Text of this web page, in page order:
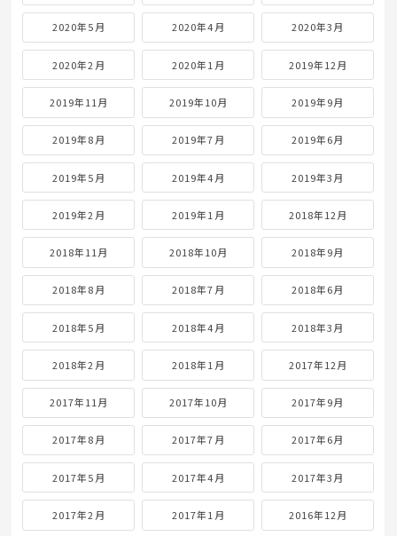
2020年5月 2020年4月 2020年3月
2020年2月 2020年1月 2019年12月
2019年11月 2019年10月 2019年9月
2019年8月 2019年7月 2019年6月
2019年5月 2019年4月 2019年3月
2019年2月 2019年1月 2018年12月
2018年11月 2018年10月 2018年9月
2018年8月 2018年7月 2018年6月
2018年5月 2018年4月 2018年3月
2018年2月 2018年1月 2017年12月
2017年11月 2017年10月 2017年9月
2017年8月 2017年7月 2017年6月
2017年5月 2017年4月 2017年3月
2017年2月 2017年1月 2016年12月